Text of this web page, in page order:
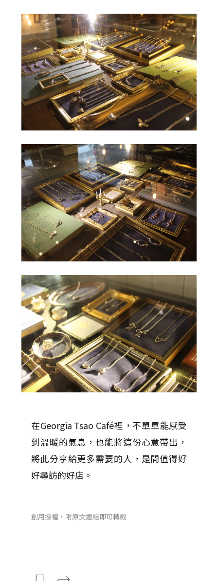
在Georgia Tsao Café裡，不單單能感受
到溫暖的氣息，也能將這份心意帶出，
將此分享給更多需要的人，是間值得好
好尋訪的好店。
創用授權，附原文連結即可轉載